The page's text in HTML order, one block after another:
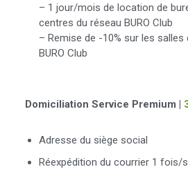
– 1 jour/mois de location de
centres du réseau BURO Club
– Remise de -10% sur les salles
BURO Club
Domiciliation Service Premium |
Adresse du siège social
Réexpédition du courrier 1 fois/